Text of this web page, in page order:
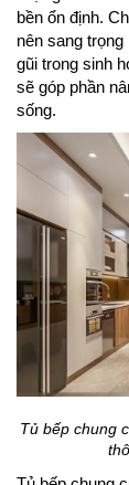
Mẫu tủ bếp
sang trọng,
Mẫu tủ bếp gỗ
tượng bởi
bền ổn định.
nên sang
gũi trong sinh
sẽ góp phần
sống.